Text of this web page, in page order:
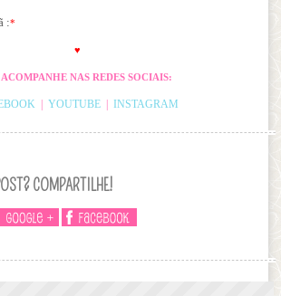
:*
♥
NAS REDES SOCIAIS:
|YOUTUBE |INSTAGRAM
COMPARTILHE!